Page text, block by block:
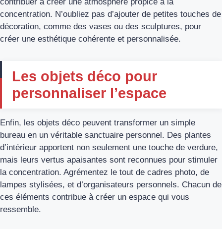
concentration. N’oubliez pas d’ajouter de petites touches de
décoration, comme des vases ou des sculptures, pour
créer une esthétique cohérente et personnalisée.
Les objets déco pour
personnaliser l’espace
Enfin, les objets déco peuvent transformer un simple
bureau en un véritable sanctuaire personnel. Des plantes
d’intérieur apportent non seulement une touche de verdure,
mais leurs vertus apaisantes sont reconnues pour stimuler
la concentration. Agrémentez le tout de cadres photo, de
lampes stylisées, et d’organisateurs personnels. Chacun de
ces éléments contribue à créer un espace qui vous
ressemble.